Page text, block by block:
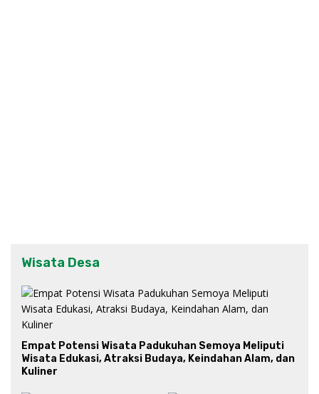
Wisata Desa
Empat Potensi Wisata Padukuhan Semoya Meliputi
Wisata Edukasi, Atraksi Budaya, Keindahan Alam, dan
Kuliner